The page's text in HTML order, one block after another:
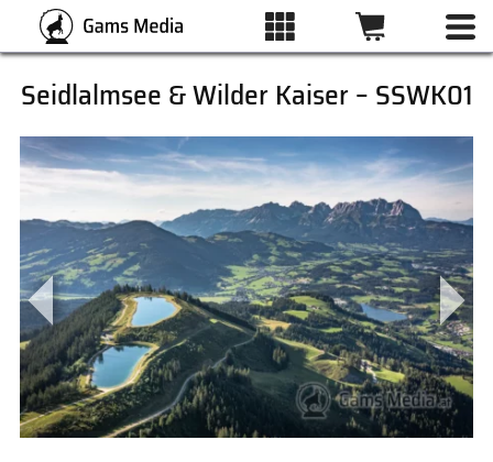
ALLE BILDER
KATEGORIEN
DRUCKARTEN
WUNSCHLISTE
Seidlalmsee & Wilder Kaiser – SSWK01